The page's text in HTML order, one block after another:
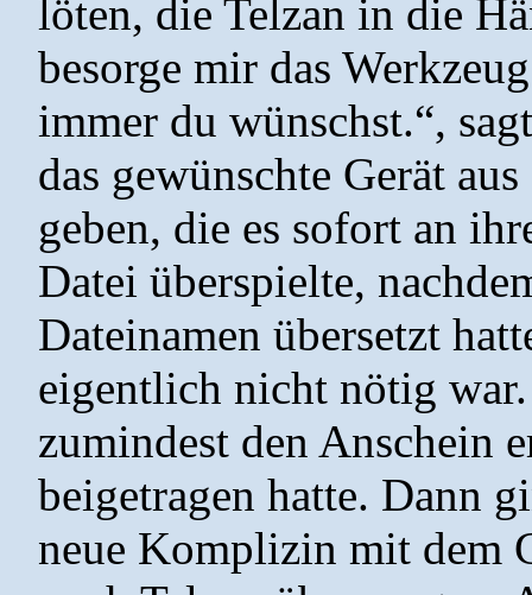
löten, die Telzan in die
besorge mir das
immer du wünschst.“,
das gewünschte Gerät
geben, die es sofort an
Datei überspielte,
Dateinamen übersetzt
eigentlich nicht nötig
zumindest den Anschein
beigetragen hatte. Dann
neue Komplizin mit dem